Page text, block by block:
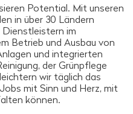
Potential. Mit unseren
in über 30 Ländern
im
Betrieb und Ausbau von
und integrierten
der Grünpflege
wir täglich das
mit Sinn und Herz, mit
können.